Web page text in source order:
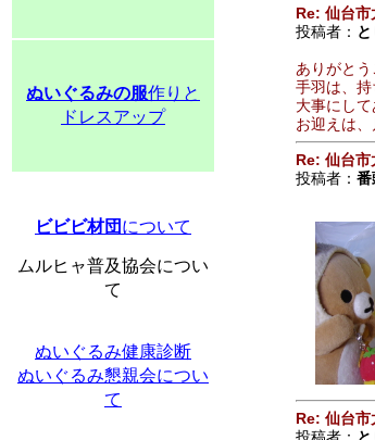
ぬいぐるみの服作りと
ドレスアップ
ビビビ材団 について
ムルヒャ普及協会につい
て
ぬいぐるみ健康診断
ぬいぐるみ懇親会につい
て
Re: 仙台市
投稿者：
ありがとう
手羽は、持
大事にして
お迎えは
Re: 仙台市
投稿者： 番
Re: 仙台市